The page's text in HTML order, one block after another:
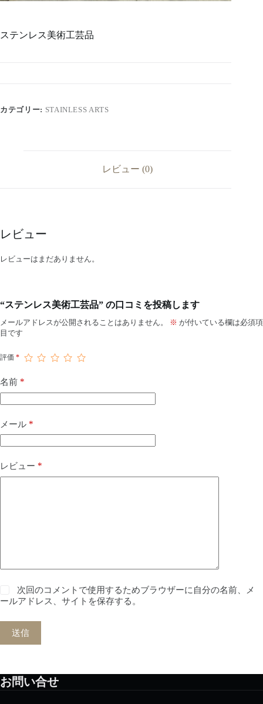
ステンレス美術工芸品
カテゴリー: STAINLESS ARTS
レビュー (0)
レビュー
レビューはまだありません。
“ステンレス美術工芸品” の口コミを投稿します
メールアドレスが公開されることはありません。 ※ が付いている欄は必須項
目です
評価 *
名前 *
メール *
レビュー *
次回のコメントで使用するためブラウザーに自分の名前、メ
ールアドレス、サイトを保存する。
送信
お問い合せ